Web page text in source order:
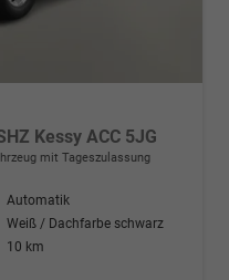
Kessy ACC 5JG
mit Tageszulassung
Automatik
Weiß / Dachfarbe schwarz
10 km